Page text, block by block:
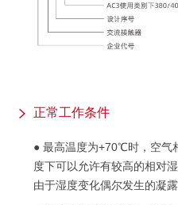
正常工作条件
● 最高温度为+70℃时，空气
度下可以允许有较高的相对
由于湿度变化偶尔发生的凝